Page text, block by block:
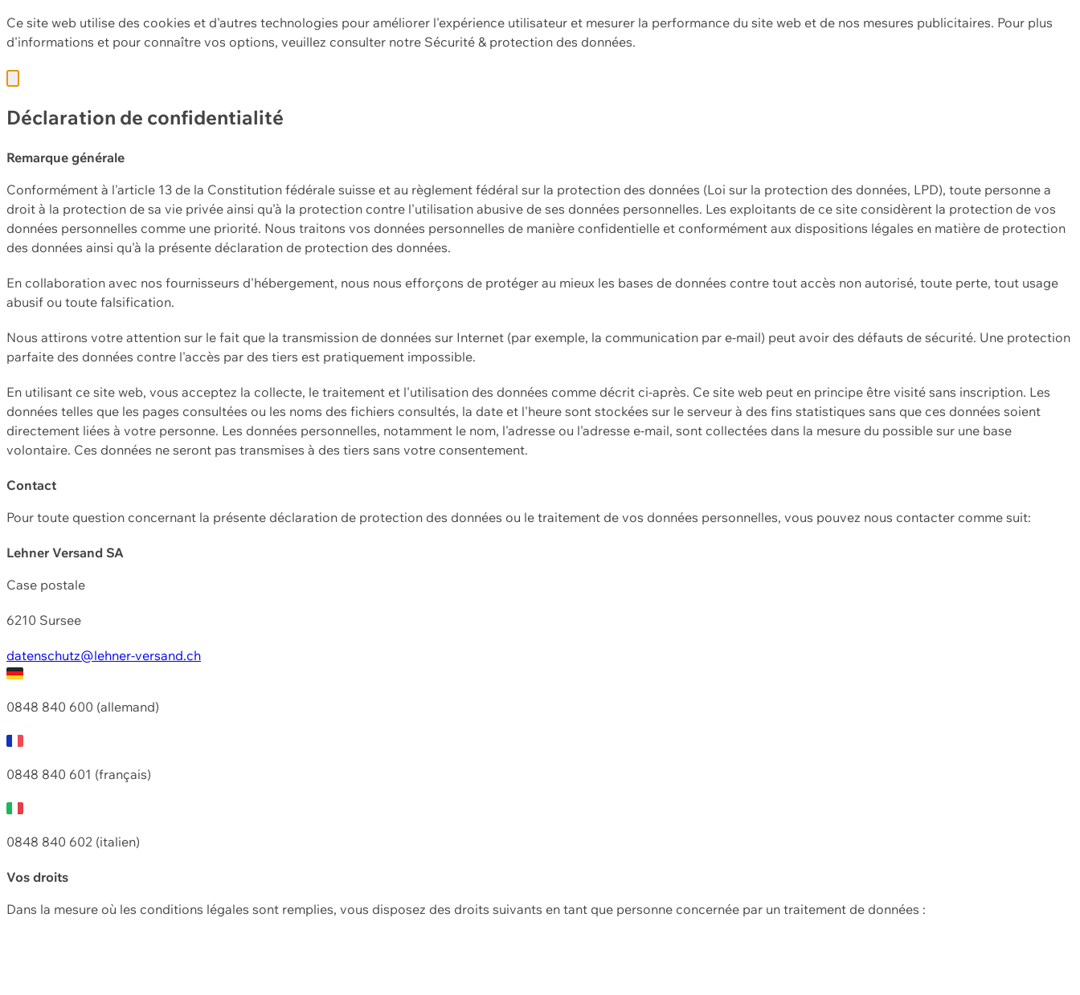
Ce site web utilise des cookies et d'autres technologies pour améliorer l'expérience utilisateur et mesurer la performance du site web et de nos mesures publicitaires. Pour plus
d'informations et pour connaître vos options, veuillez consulter notre Sécurité & protection des données.
Déclaration de confidentialité
Remarque générale
Conformément à l'article 13 de la Constitution fédérale suisse et au règlement fédéral sur la protection des données (Loi sur la protection des données, LPD), toute personne a
droit à la protection de sa vie privée ainsi qu'à la protection contre l'utilisation abusive de ses données personnelles. Les exploitants de ce site considèrent la protection de vos
données personnelles comme une priorité. Nous traitons vos données personnelles de manière confidentielle et conformément aux dispositions légales en matière de protection
des données ainsi qu'à la présente déclaration de protection des données.
En collaboration avec nos fournisseurs d'hébergement, nous nous efforçons de protéger au mieux les bases de données contre tout accès non autorisé, toute perte, tout usage
abusif ou toute falsification.
Nous attirons votre attention sur le fait que la transmission de données sur Internet (par exemple, la communication par e-mail) peut avoir des défauts de sécurité. Une protection
parfaite des données contre l'accès par des tiers est pratiquement impossible.
En utilisant ce site web, vous acceptez la collecte, le traitement et l'utilisation des données comme décrit ci-après. Ce site web peut en principe être visité sans inscription. Les
données telles que les pages consultées ou les noms des fichiers consultés, la date et l'heure sont stockées sur le serveur à des fins statistiques sans que ces données soient
directement liées à votre personne. Les données personnelles, notamment le nom, l'adresse ou l'adresse e-mail, sont collectées dans la mesure du possible sur une base
volontaire. Ces données ne seront pas transmises à des tiers sans votre consentement.
Contact
Pour toute question concernant la présente déclaration de protection des données ou le traitement de vos données personnelles, vous pouvez nous contacter comme suit:
Lehner Versand SA
Case postale
6210 Sursee
datenschutz@lehner-versand.ch
0848 840 600 (allemand)
0848 840 601 (français)
0848 840 602 (italien)
Vos droits
Dans la mesure où les conditions légales sont remplies, vous disposez des droits suivants en tant que personne concernée par un traitement de données :